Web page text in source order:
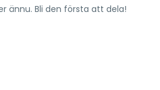
ännu. Bli den första att dela!